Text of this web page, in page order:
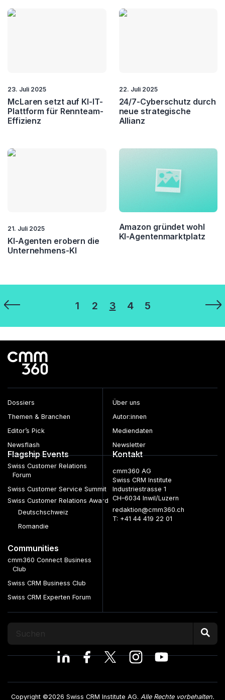
23. Juli 2025
McLaren setzt auf KI-IT-
Plattform für Rennteam-
Effizienz
22. Juli 2025
24/7-Cyberschutz durch
neue strategische
Allianz
21. Juli 2025
KI-Agenten erobern die
Unternehmens-KI
Amazon gründet wohl
KI-Agentenmarktplatz
Seitennummerierung
der
Beiträge
1 2 3 4 5
Dossiers
Themen & Branchen
Editor’s Pick
Newsflash
Über uns
Autor:innen
Mediendaten
Newsletter
Flagship Events
Swiss Customer Relations
Forum
Swiss Customer Service Summit
Swiss Customer Relations Award
Deutschschweiz
Romandie
Communities
cmm360 Connect Business
Club
Swiss CRM Business Club
Swiss CRM Experten Forum
Kontakt
cmm360 AG
Swiss CRM Institute
Industriestrasse 1
CH–6034 Inwil/Luzern
redaktion@cmm360.ch
T: +41 44 419 22 01
Copyright ©2026 Swiss CRM Institute AG. Alle Rechte vorbehalten.